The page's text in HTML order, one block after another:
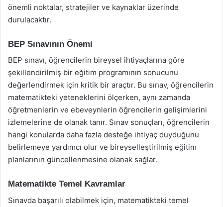
önemli noktalar, stratejiler ve kaynaklar üzerinde
durulacaktır.
BEP Sınavının Önemi
BEP sınavı, öğrencilerin bireysel ihtiyaçlarına göre
şekillendirilmiş bir eğitim programının sonucunu
değerlendirmek için kritik bir araçtır. Bu sınav, öğrencilerin
matematikteki yeteneklerini ölçerken, aynı zamanda
öğretmenlerin ve ebeveynlerin öğrencilerin gelişimlerini
izlemelerine de olanak tanır. Sınav sonuçları, öğrencilerin
hangi konularda daha fazla desteğe ihtiyaç duyduğunu
belirlemeye yardımcı olur ve bireyselleştirilmiş eğitim
planlarının güncellenmesine olanak sağlar.
Matematikte Temel Kavramlar
Sınavda başarılı olabilmek için, matematikteki temel